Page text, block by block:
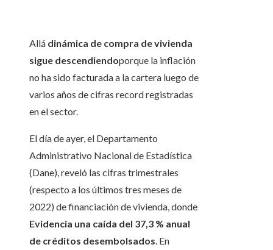
Allá dinámica de compra de vivienda
sigue descendiendoporque la inflación
no ha sido facturada a la cartera luego de
varios años de cifras record registradas
en el sector.
El día de ayer, el Departamento
Administrativo Nacional de Estadística
(Dane), reveló las cifras trimestrales
(respecto a los últimos tres meses de
2022) de financiación de vivienda, donde
Evidencia una caída del 37,3 % anual
de créditos desembolsados. En